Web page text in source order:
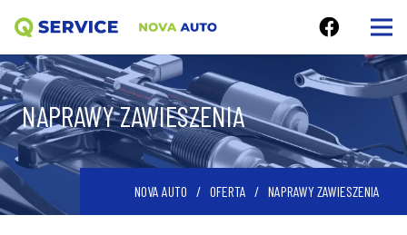
NAPRAWY ZAWIESZENIA
NOVA AUTO / OFERTA / NAPRAWY ZAWIESZENIA